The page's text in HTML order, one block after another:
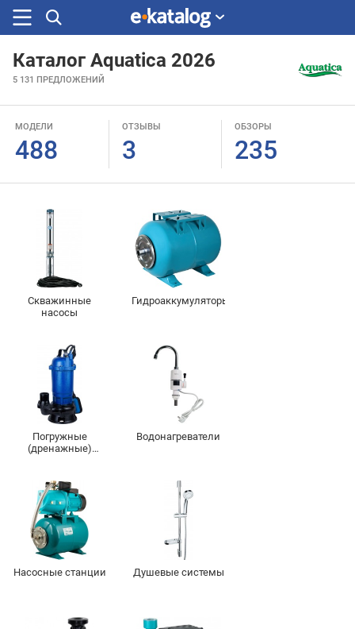
Искали
Каталог Aquatica 2026
5 131 ПРЕДЛОЖЕНИЙ
МОДЕЛИ
488
ОТЗЫВЫ
3
ОБЗОРЫ
235
Скважинные
насосы
Гидроаккумуляторы
Погружные
(дренажные)
Водонагреватели
Насосные станции Душевые системы